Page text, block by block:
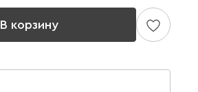
В корзину